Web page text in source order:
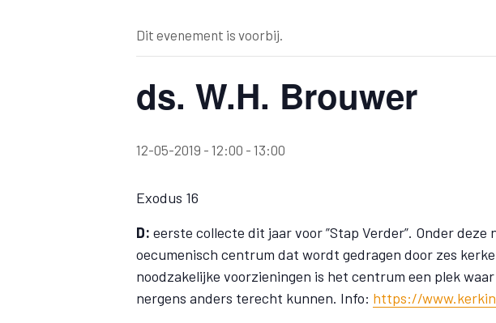
Dit evenement is voorbij.
ds. W.H. Brouwer
12-05-2019 - 12:00 - 13:00
Exodus 16
D: eerste collecte dit jaar voor ”Stap Verder”. Onder
oecumenisch centrum dat wordt gedragen door zes
noodzakelijke voorzieningen is het centrum een plek
nergens anders terecht kunnen. Info: https://